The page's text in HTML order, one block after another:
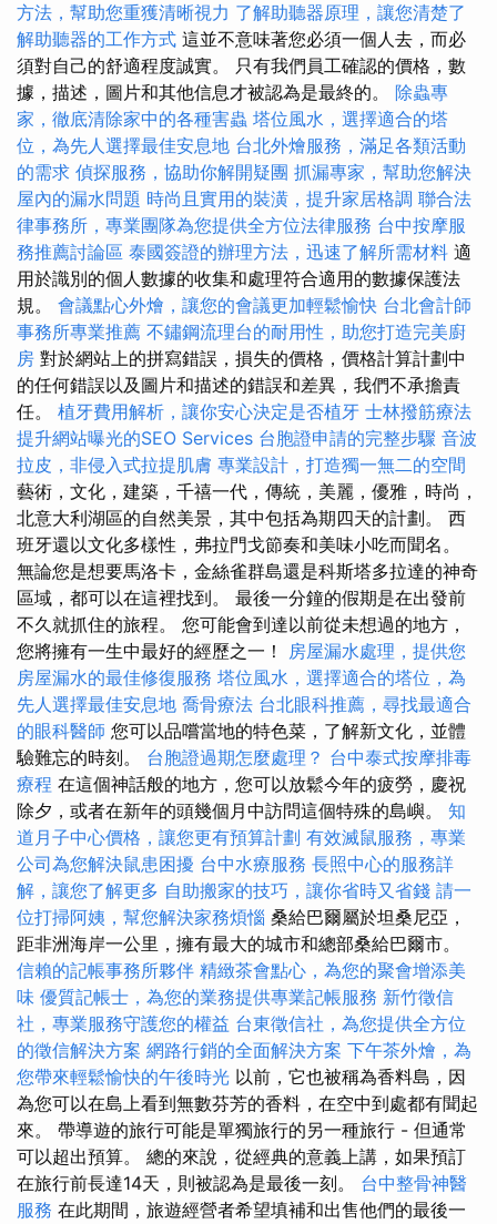
方法，幫助您重獲清晰視力 了解助聽器原理，讓您清楚了
解助聽器的工作方式 這並不意味著您必須一個人去，而必
須對自己的舒適程度誠實。 只有我們員工確認的價格，數
據，描述，圖片和其他信息才被認為是最終的。 除蟲專
家，徹底清除家中的各種害蟲 塔位風水，選擇適合的塔
位，為先人選擇最佳安息地 台北外燴服務，滿足各類活動
的需求 偵探服務，協助你解開疑團 抓漏專家，幫助您解決
屋內的漏水問題 時尚且實用的裝潢，提升家居格調 聯合法
律事務所，專業團隊為您提供全方位法律服務 台中按摩服
務推薦討論區 泰國簽證的辦理方法，迅速了解所需材料 適
用於識別的個人數據的收集和處理符合適用的數據保護法
規。 會議點心外燴，讓您的會議更加輕鬆愉快 台北會計師
事務所專業推薦 不鏽鋼流理台的耐用性，助您打造完美廚
房 對於網站上的拼寫錯誤，損失的價格，價格計算計劃中
的任何錯誤以及圖片和描述的錯誤和差異，我們不承擔責
任。 植牙費用解析，讓你安心決定是否植牙 士林撥筋療法
提升網站曝光的SEO Services 台胞證申請的完整步驟 音波
拉皮，非侵入式拉提肌膚 專業設計，打造獨一無二的空間
藝術，文化，建築，千禧一代，傳統，美麗，優雅，時尚，
北意大利湖區的自然美景，其中包括為期四天的計劃。 西
班牙還以文化多樣性，弗拉門戈節奏和美味小吃而聞名。
無論您是想要馬洛卡，金絲雀群島還是科斯塔多拉達的神奇
區域，都可以在這裡找到。 最後一分鐘的假期是在出發前
不久就抓住的旅程。 您可能會到達以前從未想過的地方，
您將擁有一生中最好的經歷之一！ 房屋漏水處理，提供您
房屋漏水的最佳修復服務 塔位風水，選擇適合的塔位，為
先人選擇最佳安息地 喬骨療法 台北眼科推薦，尋找最適合
的眼科醫師 您可以品嚐當地的特色菜，了解新文化，並體
驗難忘的時刻。 台胞證過期怎麼處理？ 台中泰式按摩排毒
療程 在這個神話般的地方，您可以放鬆今年的疲勞，慶祝
除夕，或者在新年的頭幾個月中訪問這個特殊的島嶼。 知
道月子中心價格，讓您更有預算計劃 有效滅鼠服務，專業
公司為您解決鼠患困擾 台中水療服務 長照中心的服務詳
解，讓您了解更多 自助搬家的技巧，讓你省時又省錢 請一
位打掃阿姨，幫您解決家務煩惱 桑給巴爾屬於坦桑尼亞，
距非洲海岸一公里，擁有最大的城市和總部桑給巴爾市。
信賴的記帳事務所夥伴 精緻茶會點心，為您的聚會增添美
味 優質記帳士，為您的業務提供專業記帳服務 新竹徵信
社，專業服務守護您的權益 台東徵信社，為您提供全方位
的徵信解決方案 網路行銷的全面解決方案 下午茶外燴，為
您帶來輕鬆愉快的午後時光 以前，它也被稱為香料島，因
為您可以在島上看到無數芬芳的香料，在空中到處都有聞起
來。 帶導遊的旅行可能是單獨旅行的另一種旅行 - 但通常
可以超出預算。 總的來說，從經典的意義上講，如果預訂
在旅行前長達14天，則被認為是最後一刻。 台中整骨神醫
服務 在此期間，旅遊經營者希望填補和出售他們的最後一